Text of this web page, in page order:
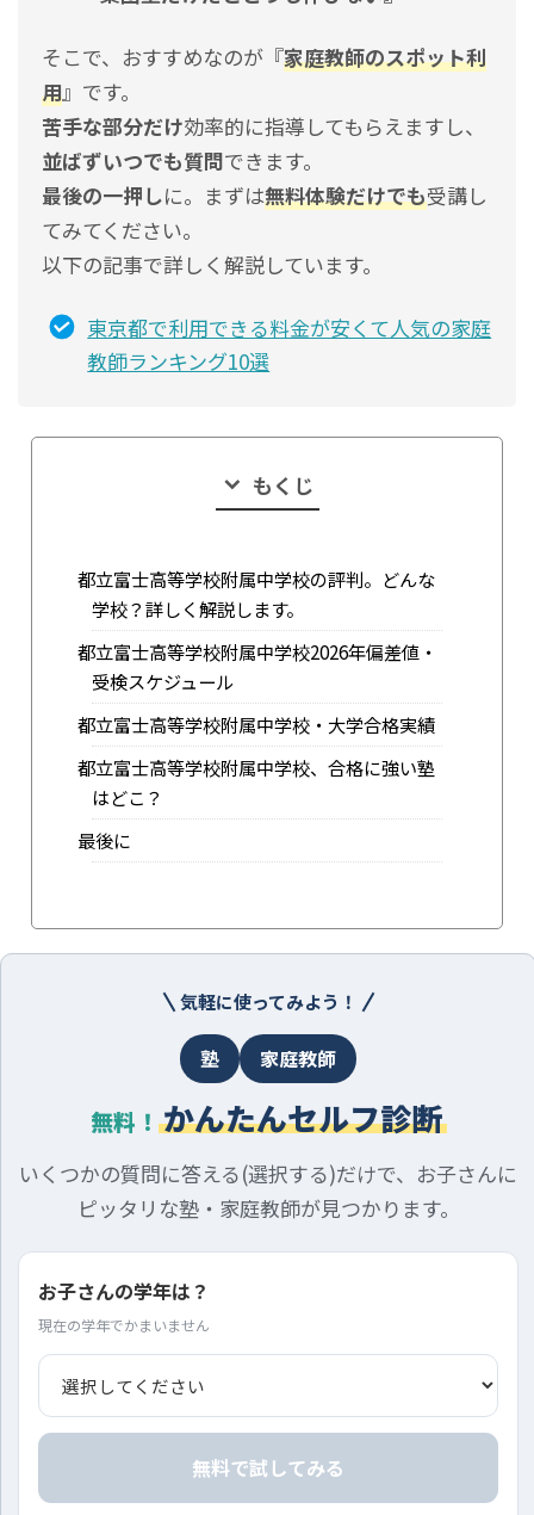
そこで、おすすめなのが『家庭教師のスポット利
用』です。
苦手な部分だけ効率的に指導してもらえますし、
並ばずいつでも質問できます。
最後の一押しに。まずは無料体験だけでも受講し
てみてください。
以下の記事で詳しく解説しています。
東京都で利用できる料金が安くて人気の家庭
教師ランキング10選
もくじ
都立富士高等学校附属中学校の評判。どんな
学校？詳しく解説します。
都立富士高等学校附属中学校2026年偏差値・
受検スケジュール
都立富士高等学校附属中学校・大学合格実績
都立富士高等学校附属中学校、合格に強い塾
はどこ？
最後に
気軽に使ってみよう！
塾 家庭教師
無料！ かんたんセルフ診断
いくつかの質問に答える(選択する)だけで、お子さんに
ピッタリな塾・家庭教師が見つかります。
お子さんの学年は？
現在の学年でかまいません
無料で試してみる